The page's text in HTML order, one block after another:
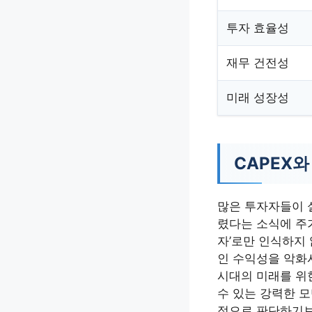
투자 효율성
재무 건전성
미래 성장성
CAPEX
많은 투자자들이
렸다는 소식에 주
자’로만 인식하
인 수익성을 악
시대의 미래를 위
수 있는 강력한